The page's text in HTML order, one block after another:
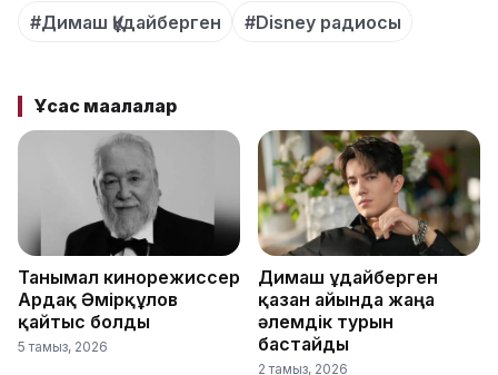
#Димаш Құдайберген #Disney радиосы
Ұқсас мақалалар
Танымал кинорежиссер
Ардақ Әмірқұлов
қайтыс болды
5 тамыз, 2026
Димаш Құдайберген
қазан айында жаңа
әлемдік турын
бастайды
2 тамыз, 2026